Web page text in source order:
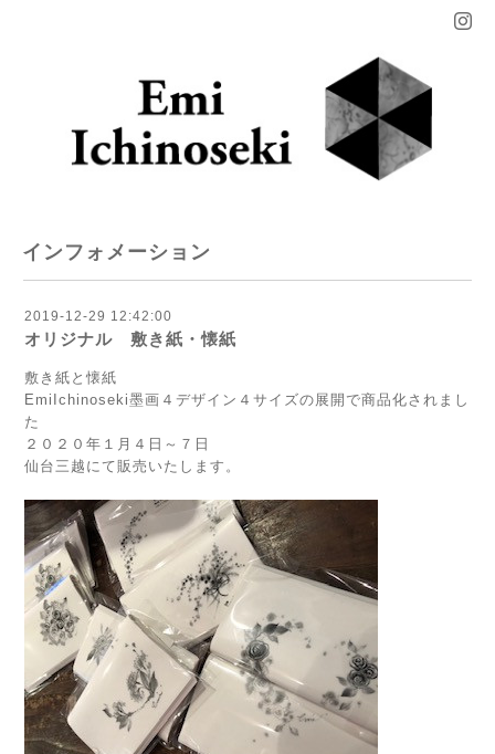
インフォメーション
2019-12-29 12:42:00
オリジナル 敷き紙・懐紙
敷き紙と懐紙
EmiIchinoseki墨画４デザイン４サイズの展開で商品化されまし
た
２０２０年１月４日～７日
仙台三越にて販売いたします。